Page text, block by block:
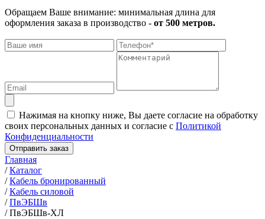
Обращаем Ваше внимание: минимальная длина для
оформления заказа в производство - от 500 метров.
Нажимая на кнопку ниже, Вы даете согласие на обработку
своих персональных данных и согласие с Политикой
Конфиденциальности
Отправить заказ
Главная
/Каталог
/Кабель бронированный
/Кабель силовой
/ПвЭБШв
/ПвЭБШв-ХЛ